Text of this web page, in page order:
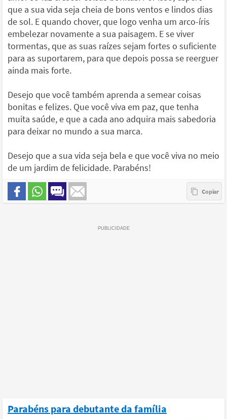
que a sua vida seja cheia de bons ventos e lindos dias
de sol. E quando chover, que logo venha um arco-íris
embelezar novamente a sua paisagem. E se viver
tormentas, que as suas raízes sejam fortes o suficiente
para as suportarem, para que depois possa se reerguer
ainda mais forte.
Desejo que você também aprenda a semear coisas
bonitas e felizes. Que você viva em paz, que tenha
muita saúde, e que a cada ano adquira mais sabedoria
para deixar no mundo a sua marca.
Desejo que a sua vida seja bela e que você viva no meio
de um jardim de felicidade. Parabéns!
Parabéns para debutante da família